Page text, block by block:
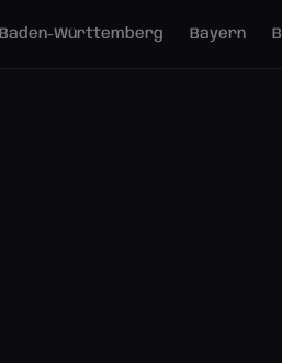
Baden-Württemberg Bayern